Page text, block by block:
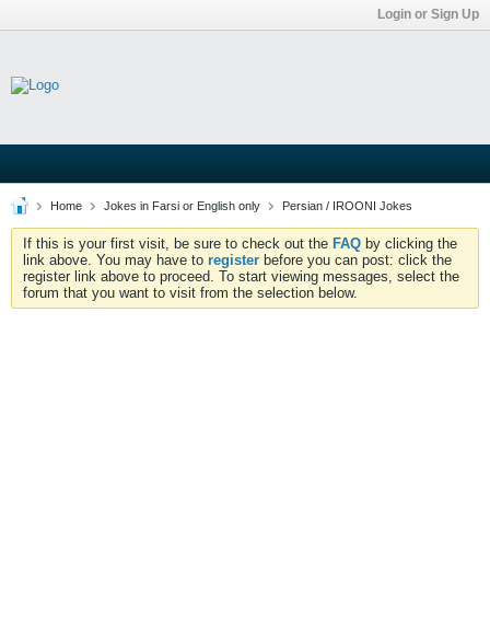
Login or Sign Up
Home Jokes in Farsi or English only Persian / IROONI Jokes
If this is your first visit, be sure to check out the FAQ by clicking the
link above. You may have to register before you can post: click the
register link above to proceed. To start viewing messages, select the
forum that you want to visit from the selection below.